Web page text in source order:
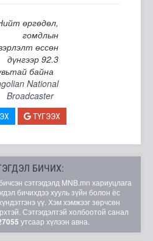
өргөдөл,
гомдлын
өссөн
дүнгээр 92.3
байна
National
Broadcaster
ТҮГЭЭХ
БИЧИХ:
сэтгэгдэлд MNB.mn хариуцлага
бичихдээ хууль зүйн болон ёс
үү. Хэм хэмжээг зөрчсөн
Сэтгэгдэлтэй холбоотой санал
утсаар хүлээн авна.